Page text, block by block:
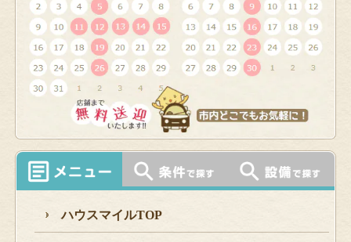
ハウスマイルTOP